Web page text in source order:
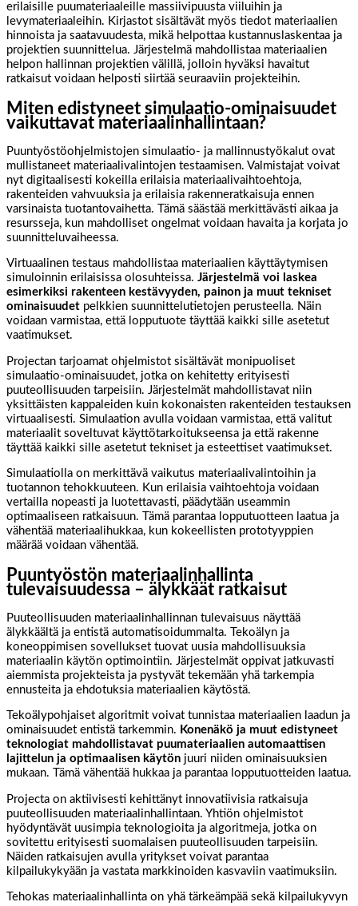
erilaisille puumateriaaleille massiivipuusta viiluihin ja
levymateriaaleihin. Kirjastot sisältävät myös tiedot materiaalien
hinnoista ja saatavuudesta, mikä helpottaa kustannuslaskentaa ja
projektien suunnittelua. Järjestelmä mahdollistaa materiaalien
helpon hallinnan projektien välillä, jolloin hyväksi havaitut
ratkaisut voidaan helposti siirtää seuraaviin projekteihin.
Miten edistyneet simulaatio-ominaisuudet
vaikuttavat materiaalinhallintaan?
Puuntyöstöohjelmistojen simulaatio- ja mallinnustyökalut ovat
mullistaneet materiaalivalintojen testaamisen. Valmistajat voivat
nyt digitaalisesti kokeilla erilaisia materiaalivaihtoehtoja,
rakenteiden vahvuuksia ja erilaisia rakenneratkaisuja ennen
varsinaista tuotantovaihetta. Tämä säästää merkittävästi aikaa ja
resursseja, kun mahdolliset ongelmat voidaan havaita ja korjata jo
suunnitteluvaiheessa.
Virtuaalinen testaus mahdollistaa materiaalien käyttäytymisen
simuloinnin erilaisissa olosuhteissa. Järjestelmä voi laskea
esimerkiksi rakenteen kestävyyden, painon ja muut tekniset
ominaisuudet pelkkien suunnittelutietojen perusteella. Näin
voidaan varmistaa, että lopputuote täyttää kaikki sille asetetut
vaatimukset.
Projectan tarjoamat ohjelmistot sisältävät monipuoliset
simulaatio-ominaisuudet, jotka on kehitetty erityisesti
puuteollisuuden tarpeisiin. Järjestelmät mahdollistavat niin
yksittäisten kappaleiden kuin kokonaisten rakenteiden testauksen
virtuaalisesti. Simulaation avulla voidaan varmistaa, että valitut
materiaalit soveltuvat käyttötarkoitukseensa ja että rakenne
täyttää kaikki sille asetetut tekniset ja esteettiset vaatimukset.
Simulaatiolla on merkittävä vaikutus materiaalivalintoihin ja
tuotannon tehokkuuteen. Kun erilaisia vaihtoehtoja voidaan
vertailla nopeasti ja luotettavasti, päädytään useammin
optimaaliseen ratkaisuun. Tämä parantaa lopputuotteen laatua ja
vähentää materiaalihukkaa, kun kokeellisten prototyyppien
määrää voidaan vähentää.
Puuntyöstön materiaalinhallinta
tulevaisuudessa – älykkäät ratkaisut
Puuteollisuuden materiaalinhallinnan tulevaisuus näyttää
älykkäältä ja entistä automatisoidummalta. Tekoälyn ja
koneoppimisen sovellukset tuovat uusia mahdollisuuksia
materiaalin käytön optimointiin. Järjestelmät oppivat jatkuvasti
aiemmista projekteista ja pystyvät tekemään yhä tarkempia
ennusteita ja ehdotuksia materiaalien käytöstä.
Tekoälypohjaiset algoritmit voivat tunnistaa materiaalien laadun ja
ominaisuudet entistä tarkemmin. Konenäkö ja muut edistyneet
teknologiat mahdollistavat puumateriaalien automaattisen
lajittelun ja optimaalisen käytön juuri niiden ominaisuuksien
mukaan. Tämä vähentää hukkaa ja parantaa lopputuotteiden laatua.
Projecta on aktiivisesti kehittänyt innovatiivisia ratkaisuja
puuteollisuuden materiaalinhallintaan. Yhtiön ohjelmistot
hyödyntävät uusimpia teknologioita ja algoritmeja, jotka on
sovitettu erityisesti suomalaisen puuteollisuuden tarpeisiin.
Näiden ratkaisujen avulla yritykset voivat parantaa
kilpailukykyään ja vastata markkinoiden kasvaviin vaatimuksiin.
Tehokas materiaalinhallinta on yhä tärkeämpää sekä kilpailukyvyn